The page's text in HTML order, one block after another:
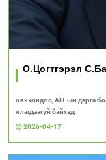
О.Цогтгэрэл
овчхондоо, АН-ын дарга
ялагдаагүй байхад
2026-04-17